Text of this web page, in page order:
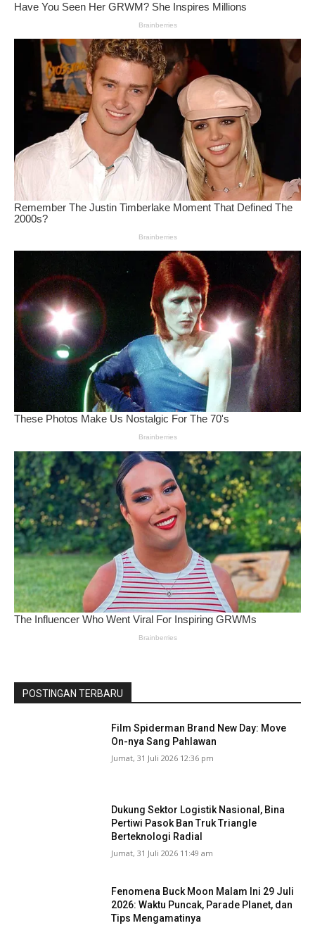
POSTINGAN TERBARU
Film Spiderman Brand New Day: Move
On-nya Sang Pahlawan
Jumat, 31 Juli 2026 12:36 pm
Dukung Sektor Logistik Nasional, Bina
Pertiwi Pasok Ban Truk Triangle
Berteknologi Radial
Jumat, 31 Juli 2026 11:49 am
Fenomena Buck Moon Malam Ini 29 Juli
2026: Waktu Puncak, Parade Planet, dan
Tips Mengamatinya